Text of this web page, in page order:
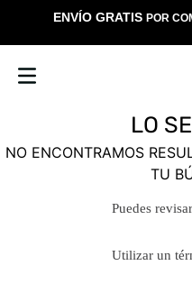
ENVÍO GRATIS POR
LO
NO ENCONTRAMOS
TU
Puedes
Utilizar un